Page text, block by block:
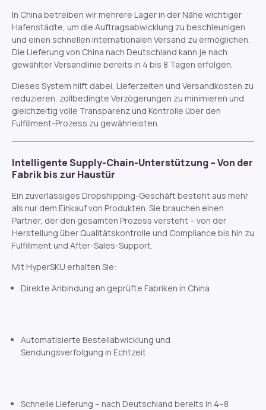
In China betreiben wir mehrere Lager in der Nähe wichtiger
Hafenstädte, um die Auftragsabwicklung zu beschleunigen
und einen schnellen internationalen Versand zu ermöglichen.
Die Lieferung von China nach Deutschland kann je nach
gewählter Versandlinie bereits in 4 bis 8 Tagen erfolgen.
Dieses System hilft dabei, Lieferzeiten und Versandkosten zu
reduzieren, zollbedingte Verzögerungen zu minimieren und
gleichzeitig volle Transparenz und Kontrolle über den
Fulfillment-Prozess zu gewährleisten.
Intelligente Supply-Chain-Unterstützung – Von der
Fabrik bis zur Haustür
Ein zuverlässiges Dropshipping-Geschäft besteht aus mehr
als nur dem Einkauf von Produkten. Sie brauchen einen
Partner, der den gesamten Prozess versteht – von der
Herstellung über Qualitätskontrolle und Compliance bis hin zu
Fulfillment und After-Sales-Support.
Mit HyperSKU erhalten Sie:
Direkte Anbindung an geprüfte Fabriken in China
Automatisierte Bestellabwicklung und
Sendungsverfolgung in Echtzeit
Schnelle Lieferung – nach Deutschland bereits in 4–8